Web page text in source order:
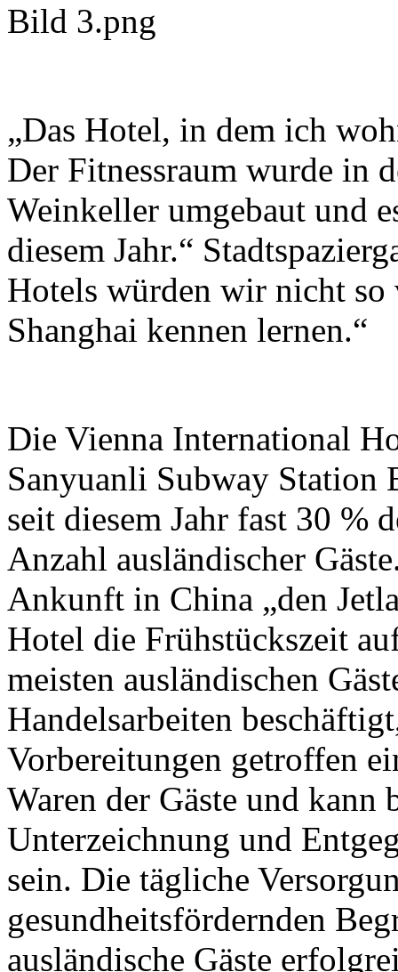
Bild 3.png
„Das Hotel, in dem ich
Der Fitnessraum wurde in
Weinkeller umgebaut und
diesem Jahr.“
Hotels würden wir nicht so
Shanghai kennen lernen.“
Die Vienna International
Sanyuanli Subway Station
seit diesem Jahr fast 30 %
Anzahl ausländischer
Ankunft in China „den
Hotel die Frühstückszeit
meisten ausländischen
Handelsarbeiten
Vorbereitungen getroffen
Waren der Gäste und kann
Unterzeichnung und
sein. Die tägliche
gesundheitsfördernden
ausländische Gäste